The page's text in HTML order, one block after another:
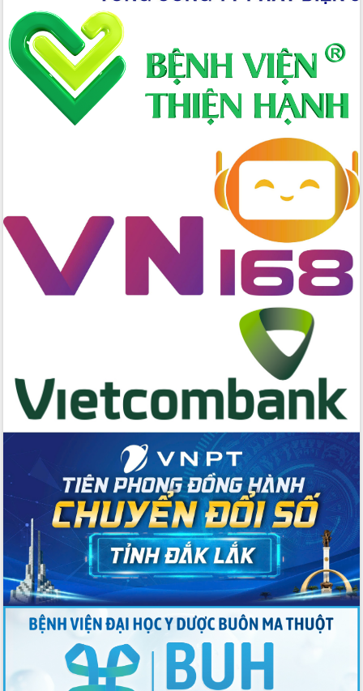
Bầu cử Quốc hội và HĐND: Cử tri Đắk
Lắk gửi gắm niềm tin, kỳ vọng vào lá
phiếu
Đắk Lắk sẵn sàng các điều kiện cho
Ngày hội bầu cử đại biểu Quốc hội
khóa XVI và HĐND các cấp nhiệm kỳ
2026-2031
Đảm bảo cuộc bầu cử đại biểu Quốc
án cao tốc và thăm khu tái định cư tại
Đắk Lắk
Sôi nổi Hội đua ngựa truyền thống Gò
Thì Thùng mừng Xuân Bính Ngọ 2026
Lãnh đạo tỉnh dâng hương tưởng niệm
quốc phòng, quân sự địa phương năm
2026
Đắk Lắk tập trung toàn lực khắc phục
tồn tại IUU, sẵn sàng làm việc với
Chủ tịch UBND tỉnh Tạ Anh Tuấn thăm,
chúc mừng các bệnh viện nhân Ngày
Thầy thuốc Việt Nam
Rộn ràng lễ hội truyền thống Sông
nước Đà Nông lần thứ I năm 2026
Kỳ họp Chuyên đề lần thứ Năm, HĐND
tỉnh Đắk Lắk thông qua các nghị quyết
quan trọng
Thống nhất danh sách giới thiệu ứng
cử đại biểu Quốc hội khoá XVI và đại
biểu HĐND tỉnh Đắk Lắk, nhiệm kỳ
Phát động hai phong trào thi đua quan